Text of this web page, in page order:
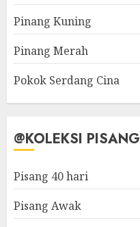
Pinang Kuning
Pinang Merah
Pokok Serdang Cina
@KOLEKSI PISANG
Pisang 40 hari
Pisang Awak